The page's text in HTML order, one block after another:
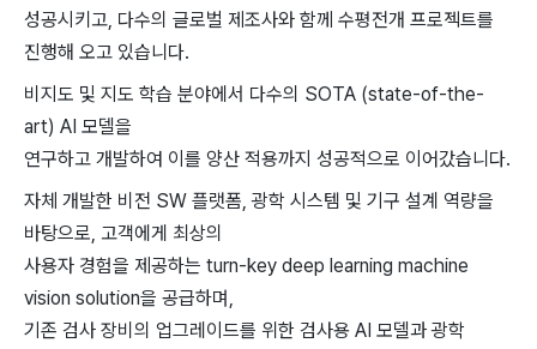
성공시키고, 다수의 글로벌 제조사와 함께 수평전개 프로젝트를
진행해 오고 있습니다.
비지도 및 지도 학습 분야에서 다수의 SOTA (state-of-the-
art) AI 모델을
연구하고 개발하여 이를 양산 적용까지 성공적으로 이어갔습니다.
자체 개발한 비전 SW 플랫폼, 광학 시스템 및 기구 설계 역량을
바탕으로, 고객에게 최상의
사용자 경험을 제공하는 turn-key deep learning machine
vision solution을 공급하며,
기존 검사 장비의 업그레이드를 위한 검사용 AI 모델과 광학